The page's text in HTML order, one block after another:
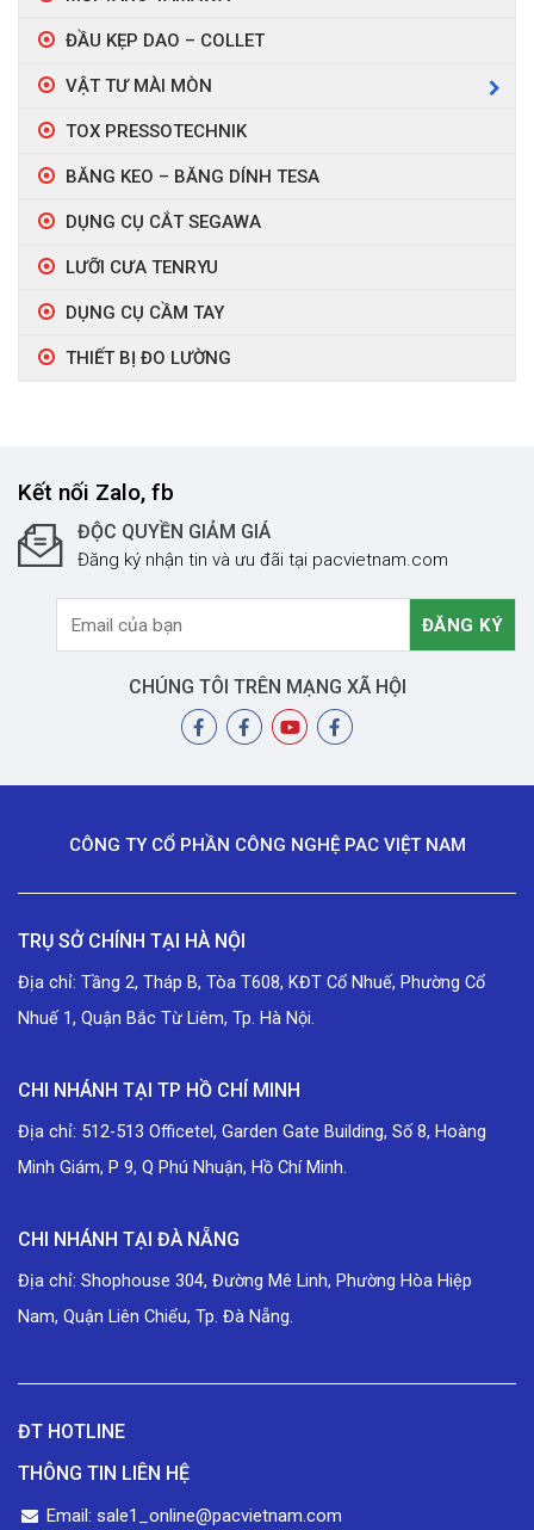
ĐẦU KẸP DAO – COLLET
VẬT TƯ MÀI MÒN
TOX PRESSOTECHNIK
BĂNG KEO – BĂNG DÍNH TESA
DỤNG CỤ CẮT SEGAWA
LƯỠI CƯA TENRYU
DỤNG CỤ CẦM TAY
THIẾT BỊ ĐO LƯỜNG
Kết nối Zalo, fb
ĐỘC QUYỀN GIẢM GIÁ
Đăng ký nhận tin và ưu đãi tại pacvietnam.com
CHÚNG TÔI TRÊN MẠNG XÃ HỘI
CÔNG TY CỔ PHẦN CÔNG NGHỆ PAC VIỆT NAM
TRỤ SỞ CHÍNH TẠI HÀ NỘI
Địa chỉ: Tầng 2, Tháp B, Tòa T608, KĐT Cổ Nhuế, Phường Cổ
Nhuế 1, Quận Bắc Từ Liêm, Tp. Hà Nội.
CHI NHÁNH TẠI TP HỒ CHÍ MINH
Địa chỉ: 512-513 Officetel, Garden Gate Building, Số 8, Hoàng
Minh Giám, P 9, Q Phú Nhuận, Hồ Chí Minh.
CHI NHÁNH TẠI ĐÀ NẴNG
Địa chỉ: Shophouse 304, Đường Mê Linh, Phường Hòa Hiệp
Nam, Quận Liên Chiểu, Tp. Đà Nẵng.
ĐT HOTLINE
THÔNG TIN LIÊN HỆ
Email: sale1_online@pacvietnam.com